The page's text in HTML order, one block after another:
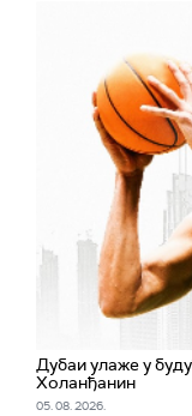
Дубаи улаже у
Холанђанин
05. 08. 2026.